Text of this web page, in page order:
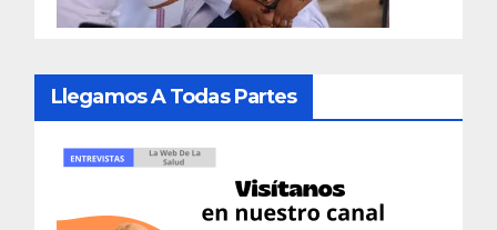
Llegamos A Todas Partes